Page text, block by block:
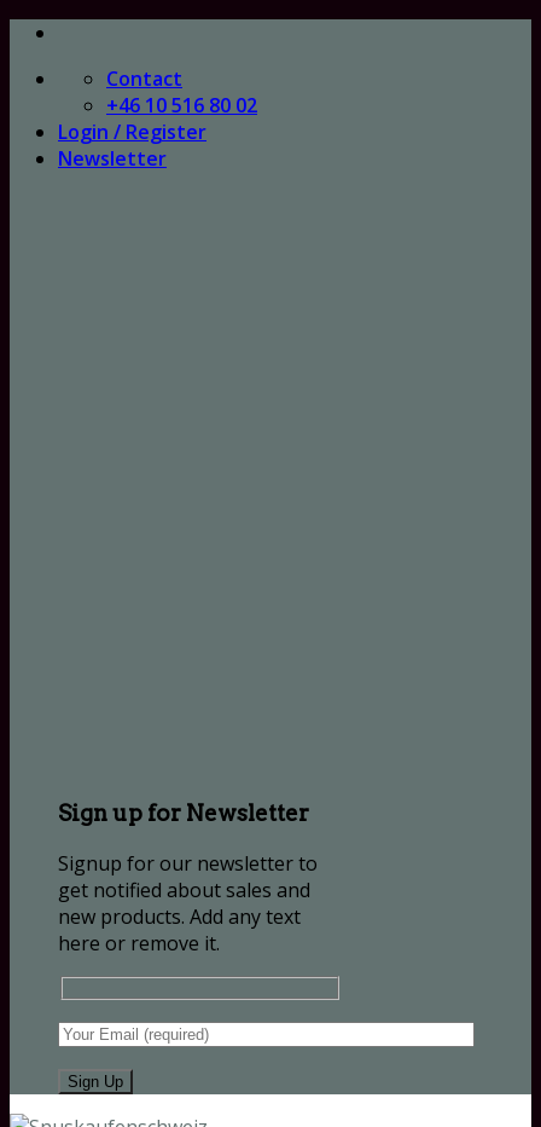
Skip
content
Contact
+46 10 516 80 02
Login / Register
Newsletter
Sign up for Newsletter
Signup for our newsletter to
get notified about sales and
new products. Add any text
here or remove it.